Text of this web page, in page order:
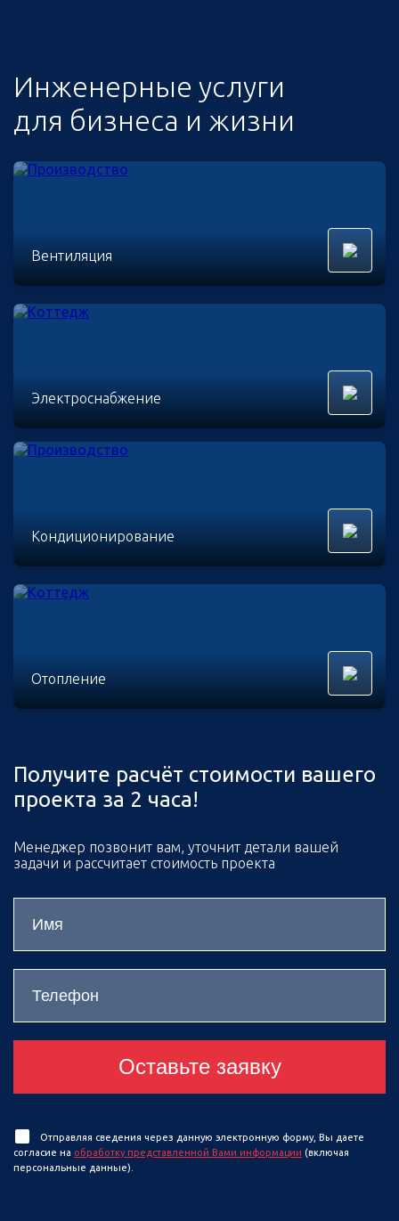
Инженерные услуги
для бизнеса и жизни
Вентиляция
Электроснабжение
Кондиционирование
Отопление
Получите расчёт стоимости вашего
проекта за 2 часа!
Менеджер позвонит вам, уточнит детали вашей
задачи и рассчитает стоимость проекта
Оставьте заявку
Отправляя сведения через данную электронную форму, Вы даете
согласие на обработку представленной Вами информации (включая
персональные данные).